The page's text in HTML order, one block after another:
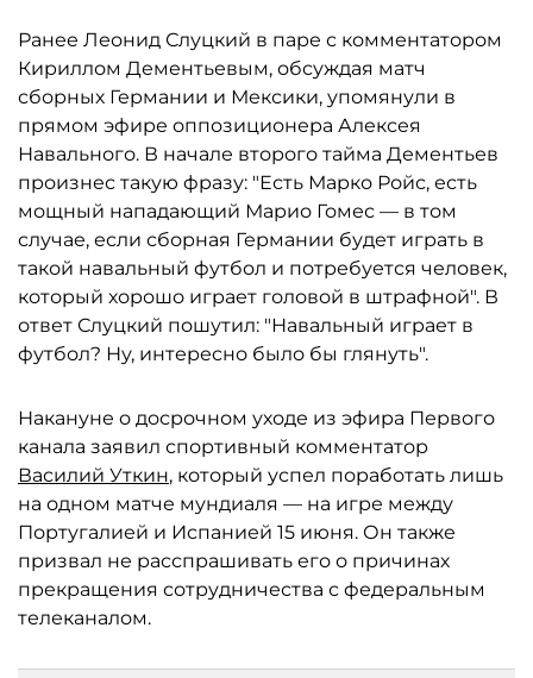
Ранее Леонид Слуцкий в паре с комментатором
Кириллом Дементьевым, обсуждая матч
сборных Германии и Мексики, упомянули в
прямом эфире оппозиционера Алексея
Навального. В начале второго тайма Дементьев
произнес такую фразу: "Есть Марко Ройс, есть
мощный нападающий Марио Гомес — в том
случае, если сборная Германии будет играть в
такой навальный футбол и потребуется человек,
который хорошо играет головой в штрафной". В
ответ Слуцкий пошутил: "Навальный играет в
футбол? Ну, интересно было бы глянуть".
Накануне о досрочном уходе из эфира Первого
канала заявил спортивный комментатор
Василий Уткин, который успел поработать лишь
на одном матче мундиаля — на игре между
Португалией и Испанией 15 июня. Он также
призвал не расспрашивать его о причинах
прекращения сотрудничества с федеральным
телеканалом.